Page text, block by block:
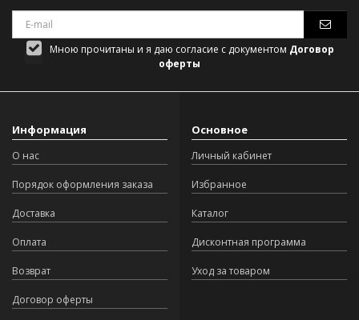
Мною прочитаны и я даю согласие с документом Договор
оферты
Информация
О нас
Порядок оформления заказа
Доставка
Оплата
Возврат
Договор оферты
Основное
Личный кабинет
Избранное
Каталог
Дисконтная программа
Уход за товаром